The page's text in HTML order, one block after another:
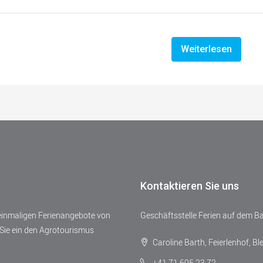
Weiterlesen
Ferienangebote von
ein den Agrotourismus
Kontaktieren Sie uns
Geschäftsstelle Ferien auf dem
Caroline Barth, Feierlenhof,